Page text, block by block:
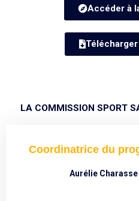
Accéder à
LA COMMISSION SPORT
Coordinatrice du
Aurélie Charasse